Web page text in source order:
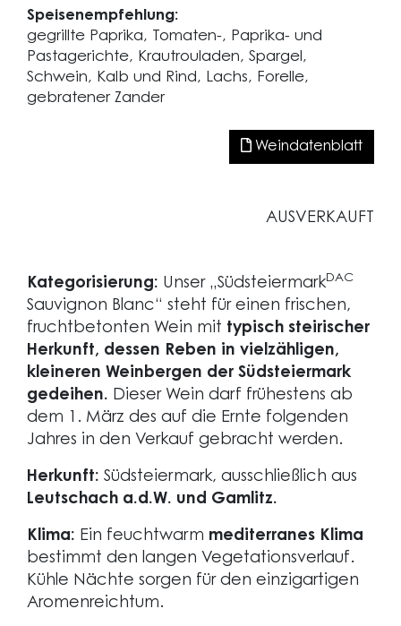
Speisenempfehlung:
gegrillte Paprika, Tomaten-, Paprika- und
Pastagerichte, Krautrouladen, Spargel,
Schwein, Kalb und Rind, Lachs, Forelle,
gebratener Zander
Weindatenblatt
AUSVERKAUFT
Kategorisierung: Unser „SüdsteiermarkDAC
Sauvignon Blanc“ steht für einen frischen,
fruchtbetonten Wein mit typisch steirischer
Herkunft, dessen Reben in vielzähligen,
kleineren Weinbergen der Südsteiermark
gedeihen. Dieser Wein darf frühestens ab
dem 1. März des auf die Ernte folgenden
Jahres in den Verkauf gebracht werden.
Herkunft: Südsteiermark, ausschließlich aus
Leutschach a.d.W. und Gamlitz.
Klima: Ein feuchtwarm mediterranes Klima
bestimmt den langen Vegetationsverlauf.
Kühle Nächte sorgen für den einzigartigen
Aromenreichtum.